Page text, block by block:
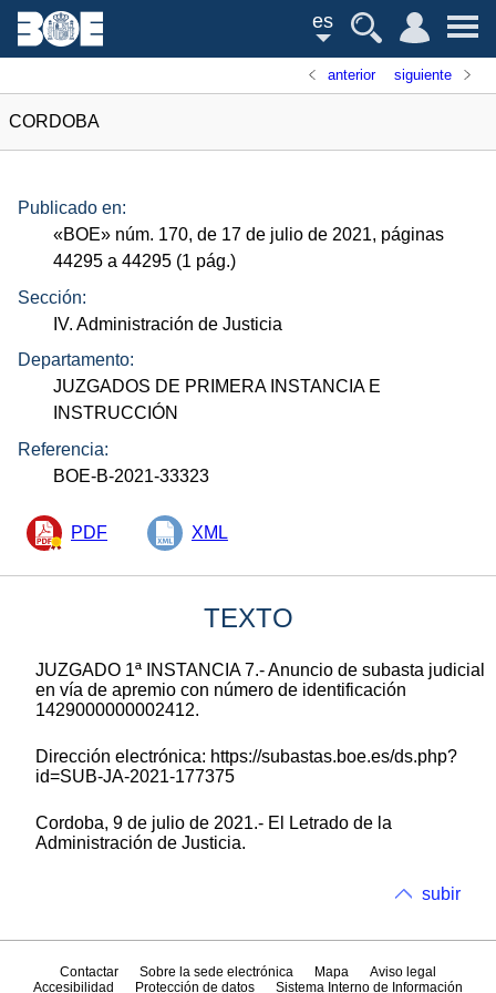
es
anterior siguiente
CORDOBA
Publicado en:
«BOE» núm. 170, de 17 de julio de 2021, páginas
44295 a 44295 (1 pág.)
Sección:
IV. Administración de Justicia
Departamento:
JUZGADOS DE PRIMERA INSTANCIA E
INSTRUCCIÓN
Referencia:
BOE-B-2021-33323
PDF XML
TEXTO
JUZGADO 1ª INSTANCIA 7.- Anuncio de subasta judicial
en vía de apremio con número de identificación
1429000000002412.
Dirección electrónica: https://subastas.boe.es/ds.php?
id=SUB-JA-2021-177375
Cordoba, 9 de julio de 2021.- El Letrado de la
Administración de Justicia.
subir
Contactar Sobre la sede electrónica Mapa
Aviso legal
Accesibilidad
Protección de datos Sistema Interno de Información